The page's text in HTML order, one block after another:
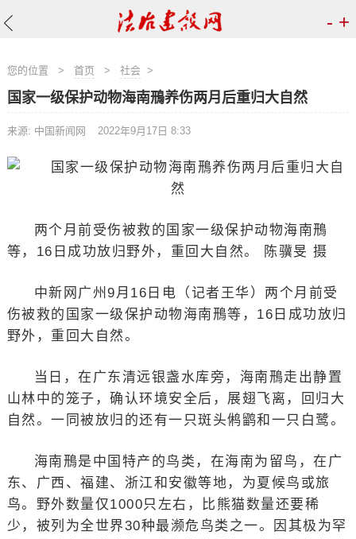
- +
您的位置 > 首页 > 社会>
国家一级保护动物海南鳽养伤两月后重归大自然
来源: 中国新闻网 2022年9月17日 8:33
两个月前受伤被救的国家一级保护动物海南鳽
等，16日成功放归野外，重回大自然。 陈骥旻 摄
中新网广州9月16日电（记者王华）两个月前受
伤被救的国家一级保护动物海南鳽等，16日成功放归
野外，重回大自然。
当日，在广东清远银盏水库旁，海南鳽走出静置
山林中的笼子，确认环境安全后，展翅飞离，回归大
自然。一同被放归的还有一只斑头鸺鹠和一只白鹭。
海南鳽是中国特产的鸟类，在海南为留鸟，在广
东、广西、福建、浙江和安徽等地，为夏候鸟或旅
鸟。野外数量仅1000只左右，比熊猫数量还要稀
少，被列为全世界30种最濒危鸟类之一。因其极为罕